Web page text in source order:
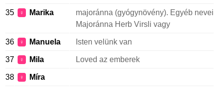
35 ♀ Marika
majoránna (gyógynövény). Egyéb nevei
Majoránna Herb Virsli vagy
36 ♀ Manuela Isten velünk van
37 ♀ Mila Loved az emberek
38 ♀ Míra